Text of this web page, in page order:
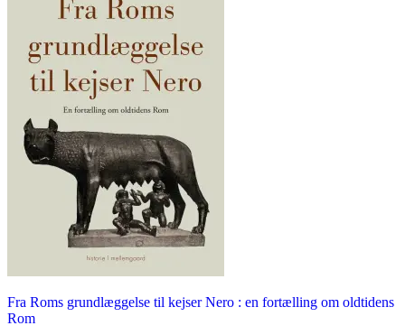
Fra Roms grundlæggelse til kejser Nero : en fortælling om oldtidens
Rom